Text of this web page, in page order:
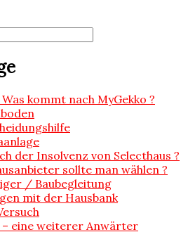
kommt nach MyGekko ?
der Insolvenz von Selecthaus ?
sollte man wählen ?
/ Baubegleitung
mit der Hausbank
– eine weiterer Anwärter